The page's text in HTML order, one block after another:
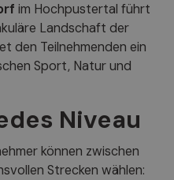
im Hochpustertal führt
Landschaft der
den Teilnehmenden ein
Sport, Natur und
Niveau
können zwischen
Strecken wählen: